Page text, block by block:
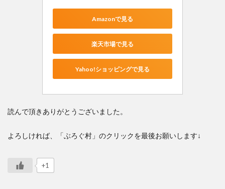
Amazonで見る
楽天市場で見る
Yahoo!ショッピングで見る
読んで頂きありがとうございました。
よろしければ、「ぶろぐ村」のクリックを最後お願いします↓
+1